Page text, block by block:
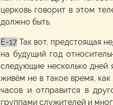
церковь говорит в этом
должно быть.
E-17 Так вот, предстоящая
на будущий год
следующие несколько дней
живём не в такое время,
часов и отправится в
группами служителей и